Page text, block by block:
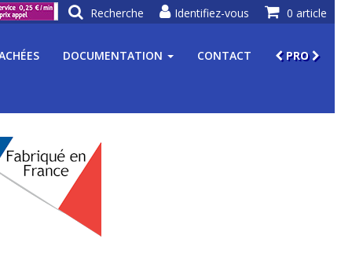
DOCUMENTATION CONTACT PRO
0 article
Identifiez-vous
Recherche